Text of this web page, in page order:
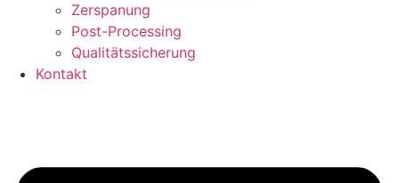
Zerspanung
Post-Processing
Qualitätssicherung
Kontakt